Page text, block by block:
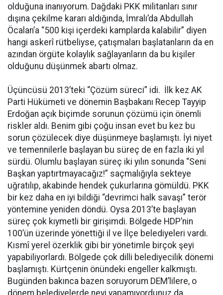
olduğuna inanıyorum. Dağdaki PKK militanları sınır
dışına çekilme kararı aldığında, İmralı’da Abdullah
Öcalan’a “500 kişi içerdeki kamplarda kalabilir” diyen
hangi askerî rütbeliyse, çatışmaları başlatanların da en
azından örgüte kolaylık sağlayanların da bu kişiler
olduğunu düşünmek abartı olmaz.
Üçüncüsü 2013’teki “Çözüm süreci” idi. İlk kez AK
Parti Hükümeti ve dönemin Başbakanı Recep Tayyip
Erdoğan açık biçimde sorunun çözümü için önemli
riskler aldı. Benim gibi çoğu insan evet bu kez bu
sorun çözülecek diye düşünmeye başlamıştı. İyi niyet
ve temennilerle başlayan bu süreç de en fazla iki yıl
sürdü. Olumlu başlayan süreç iki yılın sonunda “Seni
Başkan yaptırtmayacağız!” saçmalığıyla sekteye
uğratılıp, akabinde hendek çukurlarına gömüldü. PKK
bir kez daha en iyi bildiği “devrimci halk savaşı” terör
yöntemine yeniden döndü. Oysa 2013’te başlayan
süreç çok kıymetli bir girişimdi. Bölgede HDP’nin
100’ün üzerinde yönettiği il ve İlçe belediyeleri vardı.
Kısmî yerel özerklik gibi bir yönetimle birçok şeyi
yapabiliyorlardı. Bölgede çok dilli belediyecilik dönemi
başlamıştı. Kürtçenin önündeki engeller kalkmıştı.
Bugünden bakınca bazen soruyorum DEM’lilere, o
dönem belediyelerde neyi yapamıyordunuz da